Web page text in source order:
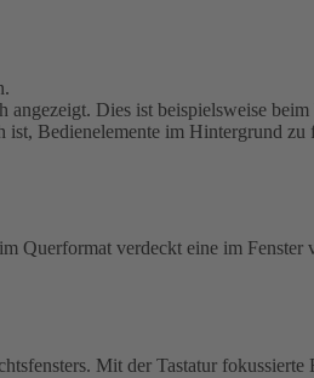
Dies ist beispielsweise
Bedienelemente im Hintergrund
Querformat verdeckt eine im Fenster
Mit der Tastatur